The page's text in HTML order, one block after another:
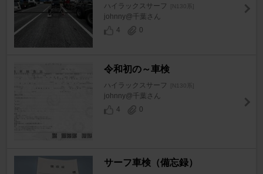
ハイラックスサーフ [N130系]
johnny@千葉さん
4
0
令和初の～車検
ハイラックスサーフ [N130系]
johnny@千葉さん
4
0
サーフ車検（備忘録）